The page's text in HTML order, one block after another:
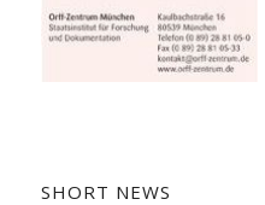
SHORT NEWS